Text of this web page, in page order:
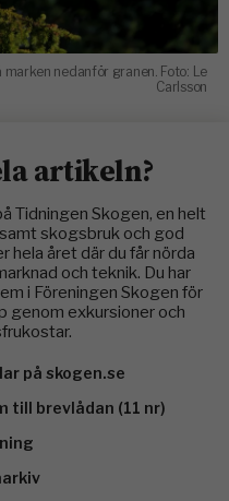
nedanför granen. Foto: Le
Carlsson
artikeln?
Tidningen Skogen, en helt
skogsbruk och god
hela året där du får nörda
och teknik. Du har
i Föreningen Skogen för
genom exkursioner och
på skogen.se
till brevlådan (11 nr)